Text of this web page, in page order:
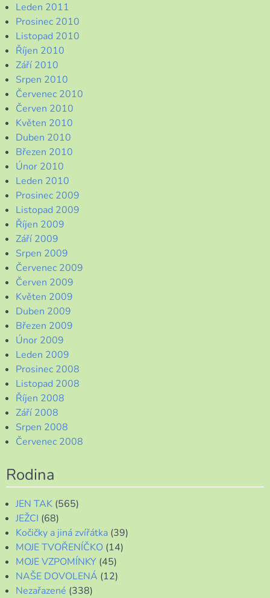
Leden 2011
Prosinec 2010
Listopad 2010
Říjen 2010
Září 2010
Srpen 2010
Červenec 2010
Červen 2010
Květen 2010
Duben 2010
Březen 2010
Únor 2010
Leden 2010
Prosinec 2009
Listopad 2009
Říjen 2009
Září 2009
Srpen 2009
Červenec 2009
Červen 2009
Květen 2009
Duben 2009
Březen 2009
Únor 2009
Leden 2009
Prosinec 2008
Listopad 2008
Říjen 2008
Září 2008
Srpen 2008
Červenec 2008
Rodina
JEN TAK (565)
JEŽCI (68)
Kočičky a jiná zvířátka (39)
MOJE TVOŘENÍČKO (14)
MOJE VZPOMÍNKY (45)
NAŠE DOVOLENÁ (12)
Nezařazené (338)